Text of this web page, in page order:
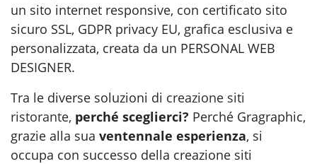
un sito internet responsive, con certificato sito
sicuro SSL, GDPR privacy EU, grafica esclusiva e
personalizzata, creata da un PERSONAL WEB
DESIGNER.
Tra le diverse soluzioni di creazione siti
ristorante, perché sceglierci? Perché Gragraphic,
grazie alla sua ventennale esperienza, si
occupa con successo della creazione siti